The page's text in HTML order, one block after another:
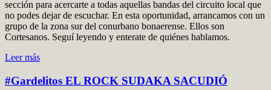
sección para acercarte a todas aquellas bandas del circuito local que
no podes dejar de escuchar. En esta oportunidad, arrancamos con un
grupo de la zona sur del conurbano bonaerense. Ellos son
Cortesanos. Seguí leyendo y enterate de quiénes hablamos.
Leer más
#Gardelitos EL ROCK SUDAKA SACUDIÓ